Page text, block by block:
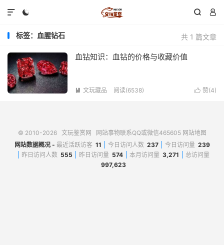
  

共 1 篇文章
标签：血腥钻石
血钻知识：血钻的价格与收藏价值
 赞(4)
 文玩藏品 阅读(6538)
© 2010-2026 文玩鉴赏网 网站事物联系QQ或微信465605 网站地图
网站数据概况 - 最近活跃访客 11 今日访问人数 237 今日访问量 239
昨日访问人数 555 昨日访问量 574 本月访问量 3,271
总访问量
997,623